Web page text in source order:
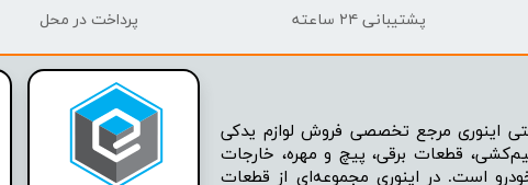
اینوری مرجع تخصصی فروش لوازم یدکی
قطعات برقی، پیچ و مهره، خارجات
است. در اینوری مجموعه‌ای از قطعات
پشتیبانی ۲۴ ساعته پرداخت در محل